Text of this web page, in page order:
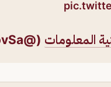
المعلومات (@McitGovSa)